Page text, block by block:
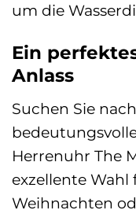
um die
Ein
Anlass
Suchen Sie
Herrenuhr The
exzellente Wahl
Weihnachten